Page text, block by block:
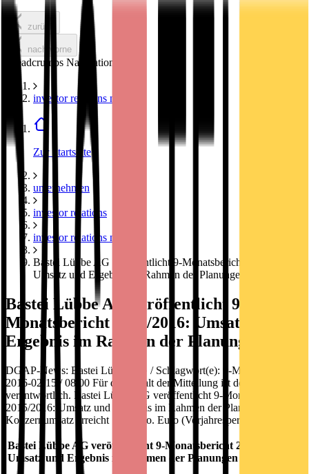
zurück
nach vorne
Breadcrumbs Navigation
investor relations news
Zur Startseite
unternehmen
investor relations
investor relations news
Bastei Lübbe AG veröffentlicht 9-Monatsbericht 2015/2016:
Umsatz und Ergebnis im Rahmen der Planungen
Bastei Lübbe AG veröffentlicht 9-
Monatsbericht 2015/2016: Umsatz und
Ergebnis im Rahmen der Planungen
DGAP-News: Bastei Lübbe AG / Schlagwort(e): 9-Monatszahlen
2016-02-15 / 08:00 Für den Inhalt der Mitteilung ist der Emittent
verantwortlich. Bastei Lübbe AG veröffentlicht 9-Monatsbericht
2015/2016: Umsatz und Ergebnis im Rahmen der Planungen -
Konzernumsatz erreicht 79,4 Mio. Euro (Vorjahresperiode:
Bastei Lübbe AG veröffentlicht 9-Monatsbericht 2015/2016:
Umsatz und Ergebnis im Rahmen der Planungen